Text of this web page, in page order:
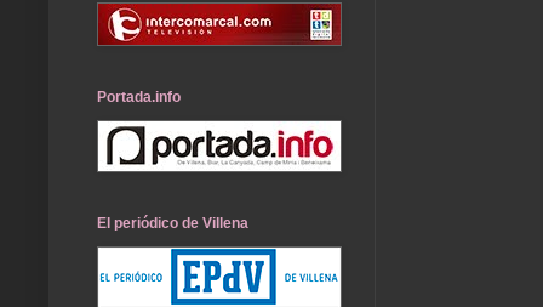
Portada.info
El periódico de Villena